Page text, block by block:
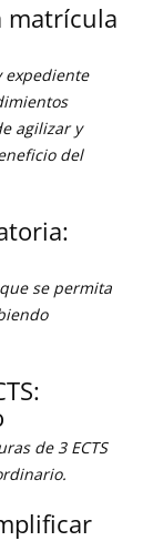
matrícula
expediente
agilizar y
del
se permita
de 3 ECTS